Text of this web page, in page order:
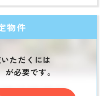
物件
ただくには
必要です。